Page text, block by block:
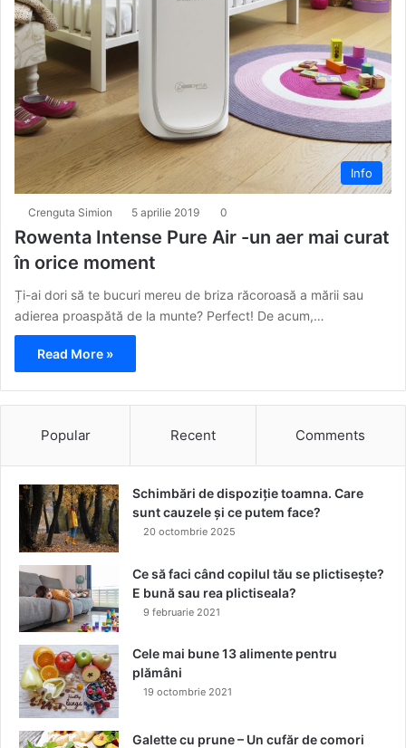
Info
Crenguta Simion 5 aprilie 2019 0
Rowenta Intense Pure Air -un aer mai curat
în orice moment
Ți-ai dori să te bucuri mereu de briza răcoroasă a mării sau
adierea proaspătă de la munte? Perfect! De acum,…
Read More »
Popular Recent Comments
Schimbări de dispoziție toamna. Care
sunt cauzele și ce putem face?
20 octombrie 2025
Ce să faci când copilul tău se plictisește?
E bună sau rea plictiseala?
9 februarie 2021
Cele mai bune 13 alimente pentru
plămâni
19 octombrie 2021
Galette cu prune – Un cufăr de comori